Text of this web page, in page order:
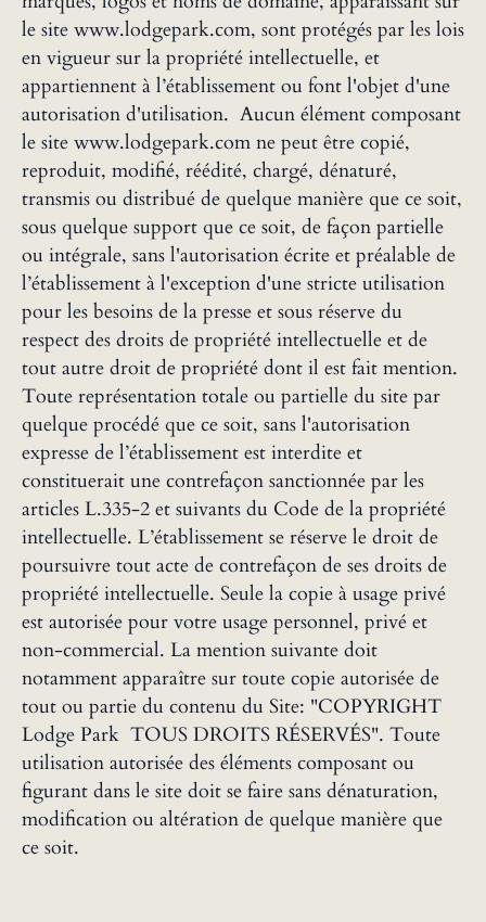
le site www.lodgepark.com, sont protégés par les lois
en vigueur sur la propriété intellectuelle, et
appartiennent à l’établissement ou font l'objet d'une
autorisation d'utilisation. Aucun élément composant
le site www.lodgepark.com ne peut être copié,
reproduit, modifié, réédité, chargé, dénaturé,
transmis ou distribué de quelque manière que ce soit,
sous quelque support que ce soit, de façon partielle
ou intégrale, sans l'autorisation écrite et préalable de
l’établissement à l'exception d'une stricte utilisation
pour les besoins de la presse et sous réserve du
respect des droits de propriété intellectuelle et de
tout autre droit de propriété dont il est fait mention.
Toute représentation totale ou partielle du site par
quelque procédé que ce soit, sans l'autorisation
expresse de l’établissement est interdite et
constituerait une contrefaçon sanctionnée par les
articles L.335-2 et suivants du Code de la propriété
intellectuelle. L’établissement se réserve le droit de
poursuivre tout acte de contrefaçon de ses droits de
propriété intellectuelle. Seule la copie à usage privé
est autorisée pour votre usage personnel, privé et
non-commercial. La mention suivante doit
notamment apparaître sur toute copie autorisée de
tout ou partie du contenu du Site: "COPYRIGHT
Lodge Park TOUS DROITS RÉSERVÉS". Toute
utilisation autorisée des éléments composant ou
figurant dans le site doit se faire sans dénaturation,
modification ou altération de quelque manière que
ce soit.